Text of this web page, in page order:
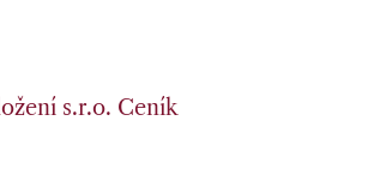
s.r.o. Ceník